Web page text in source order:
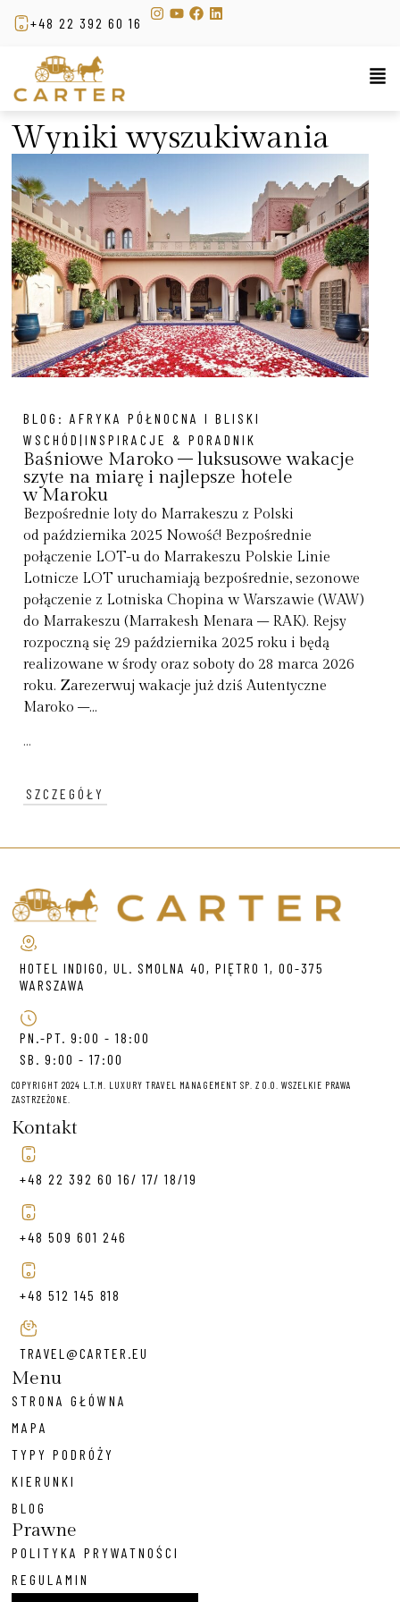
+48 22 392 60 16
Wyniki wyszukiwania
BLOG:AFRYKA PÓŁNOCNA I BLISKI
WSCHÓD|INSPIRACJE & PORADNIK
Baśniowe Maroko – luksusowe wakacje
szyte na miarę i najlepsze hotele
w Maroku
Bezpośrednie loty do Marrakeszu z Polski
od października 2025 Nowość! Bezpośrednie
połączenie LOT-u do Marrakeszu Polskie Linie
Lotnicze LOT uruchamiają bezpośrednie, sezonowe
połączenie z Lotniska Chopina w Warszawie (WAW)
do Marrakeszu (Marrakesh Menara – RAK). Rejsy
rozpoczną się 29 października 2025 roku i będą
realizowane w środy oraz soboty do 28 marca 2026
roku. Zarezerwuj wakacje już dziś Autentyczne
Maroko –...
...
SZCZEGÓŁY
HOTEL INDIGO, UL. SMOLNA 40, PIĘTRO 1, 00-375
WARSZAWA
PN.-PT. 9:00 - 18:00
SB. 9:00 - 17:00
COPYRIGHT 2024 L.T.M. LUXURY TRAVEL MANAGEMENT SP. Z O.O. WSZELKIE PRAWA
ZASTRZEŻONE.
Kontakt
+48 22 392 60 16/ 17/ 18/19
+48 509 601 246
+48 512 145 818
TRAVEL@CARTER.EU
Menu
STRONA GŁÓWNA
MAPA
TYPY PODRÓŻY
KIERUNKI
BLOG
Prawne
POLITYKA PRYWATNOŚCI
REGULAMIN